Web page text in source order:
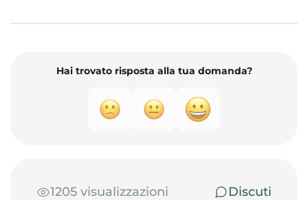
Hai trovato risposta alla tua domanda?
1205 visualizzazioni
Discuti